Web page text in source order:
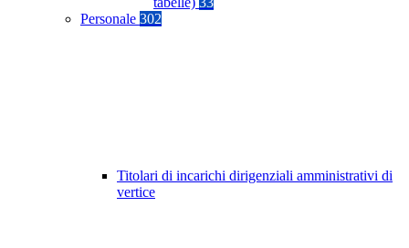
Personale 302
Titolari di incarichi dirigenziali amministrativi di
vertice